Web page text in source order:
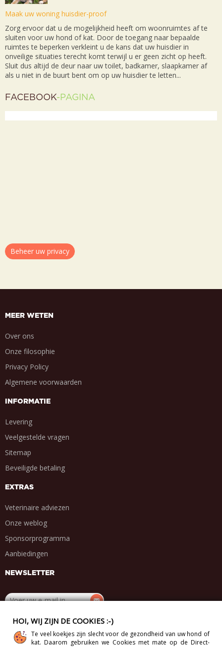
Maak uw woning huisdier-proof
Zorg ervoor dat u de mogelijkheid heeft om woonruimtes af te
sluiten voor uw hond of kat. Door de toegang naar bepaalde
ruimtes te beperken verkleint u de kans dat uw huisdier in
onveilige situaties terecht komt terwijl u er geen zicht op heeft.
Sluit dus altijd de deur naar uw toilet, badkamer, slaapkamer af
als u niet in de buurt bent om op uw huisdier te letten...
FACEBOOK-PAGINA
Beheer uw privacy
MEER WETEN
Over ons
Onze filosophie
Privacy Policy
Algemene voorwaarden
INFORMATIE
Levering
Veelgestelde vragen
Sitemap
Beveiligde betaling
EXTRAS
Veterinaire adviezen
Onze weblog
Sponsorprogramma
Aanbiedingen
NEWSLETTER
DEEL MET VRIENDEN
. . . .
HOI, WIJ ZIJN DE COOKIES :-)
Te veel koekjes zijn slecht voor de gezondheid van uw hond of
kat. Daarom gebruiken we Cookies met mate op de Direct-